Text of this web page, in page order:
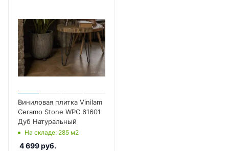
Виниловая плитка Vinilam
Ceramo Stone WPC 61601
Дуб Натуральный
На складе: 285 м2
4 699руб.